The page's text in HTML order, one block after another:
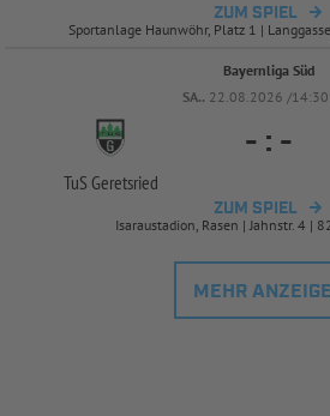
ZUM SPIEL
Sportanlage Haunwöhr, Platz 1 |
Bayernliga Süd
SA.. 22.08.2026 /
TuS Geretsried
- : -
ZUM SPIEL
Isaraustadion, Rasen | Jahnstr. 4 |
MEHR